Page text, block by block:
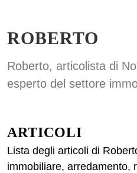
ROBERTO
Roberto, articolista di
esperto del settore
ARTICOLI
Lista degli articoli di
immobiliare, arredamento,